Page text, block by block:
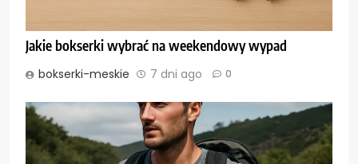
Jakie bokserki wybrać na weekendowy wypad
bokserki-meskie 7 dni ago 0